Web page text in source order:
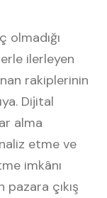
olmadığı
ilerleyen
rakiplerinin
Dijital
alma
etme ve
imkânı
çıkış